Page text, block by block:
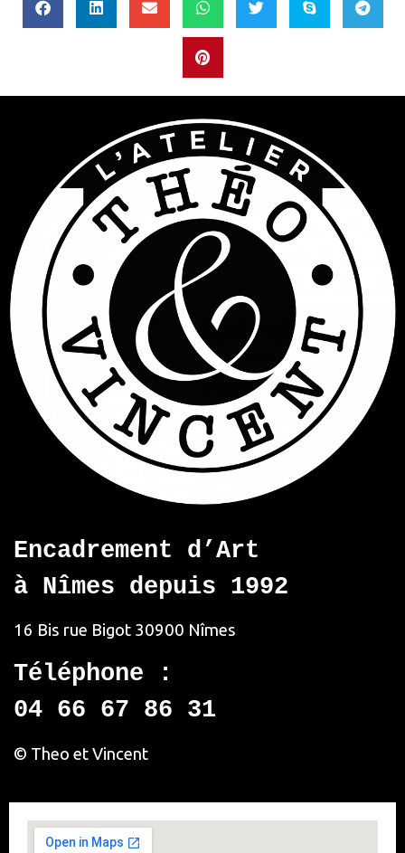
Encadrement d’Art
à Nîmes depuis 1992
16 Bis rue Bigot 30900 Nîmes
Téléphone :
04 66 67 86 31
© Theo et Vincent